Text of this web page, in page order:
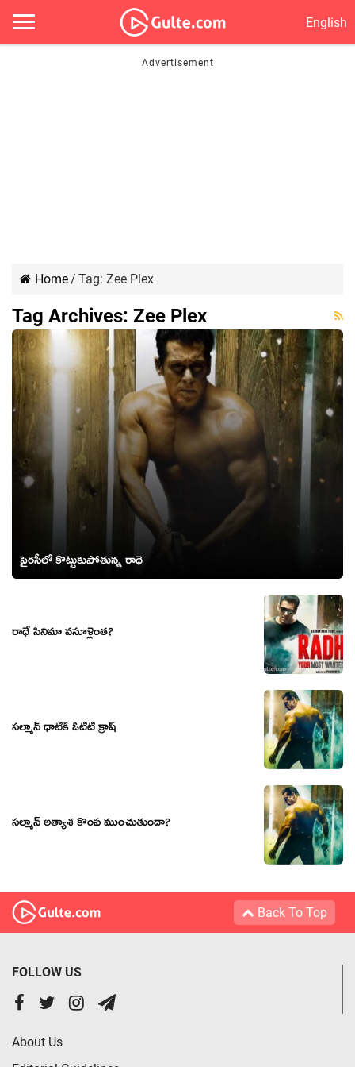
English
Home/ Tag: Zee Plex
Tag Archives: Zee Plex
పైరసీలో కొట్టుకుపోతున్న రాధె
రాధే సినిమా వసూళ్లెంత?
సల్మాన్ ధాటికి ఓటీటీ క్రాష్
సల్మాన్ అత్యాశ కొంప ముంచుతుందా?
Back To Top
FOLLOW US
About Us